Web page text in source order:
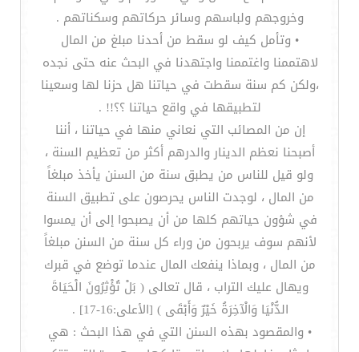
وخروجهم ولباسهم وسائر حركاتهم وسكناتهم .
• وتأمل كيف لو سقط من أحدنا مبلغ من المال
لاهتممنا واغتممنا واجتهدنا في البحث عنه حتى نجده
،ولكن كم سنة سقطت في حياتنا هل حزنا لها وسعينا
لتطبيقها في واقع حياتنا ؟؟!! .
إن من المصائب التي نعاني منها في حياتنا ، أننا
أصبحنا نعظم الدينار والدرهم أكثر من تعظيم السنة ،
ولو قيل للناس من يطبق سنة من السنن يأخذ مبلغاً
من المال ، لوجدت الناس يحرصون على تطبيق السنة
في شؤون حياتهم كلها من أن يصبحوا إلى أن يمسوا
لأنهم سوف يربحون من وراء كل سنة من السنن مبلغاً
من المال ، وبماذا ينفعك المال عندما توضع في قبرك
ويهال عليك التراب ، قال تعالى ( بَلْ تُؤْثِرُونَ الْحَيَاةَ
الدُّنْيَا وَالْآخِرَةُ خَيْرٌ وَأَبْقَى ) [الأعلى:16-17] .
• والمقصود بهذه السنن التي في هذا البحث : هي